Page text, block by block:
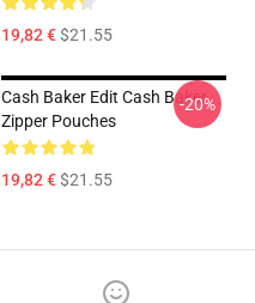
19,82 €$21.55
Cash Baker Edit Cash Baker
Zipper Pouches
19,82 €$21.55
-20%